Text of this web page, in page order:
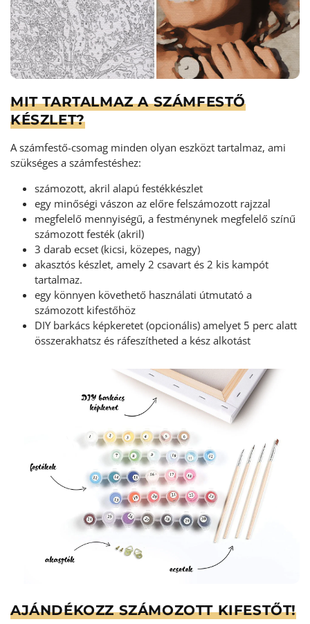
MIT TARTALMAZ A SZÁMFESTŐ
KÉSZLET?
A számfestő-csomag minden olyan eszközt tartalmaz, ami
szükséges a számfestéshez:
számozott, akril alapú festékkészlet
egy minőségi vászon az előre felszámozott rajzzal
megfelelő mennyiségű, a festménynek megfelelő színű
számozott festék (akril)
3 darab ecset (kicsi, közepes, nagy)
akasztós készlet, amely 2 csavart és 2 kis kampót
tartalmaz.
egy könnyen követhető használati útmutató a
számozott kifestőhöz
DIY barkács képkeretet (opcionális) amelyet 5 perc alatt
összerakhatsz és ráfeszítheted a kész alkotást
AJÁNDÉKOZZ SZÁMOZOTT KIFESTŐT!